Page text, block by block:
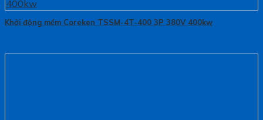
Khởi động mềm Coreken TSSM-4T-400 3P 380V 400kw